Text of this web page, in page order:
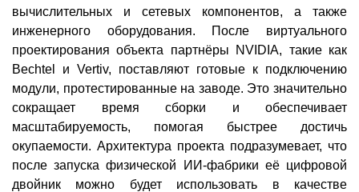
вычислительных и сетевых компонентов, а также
инженерного оборудования. После виртуального
проектирования объекта партнёры NVIDIA, такие как
Bechtel и Vertiv, поставляют готовые к подключению
модули, протестированные на заводе. Это значительно
сокращает время сборки и обеспечивает
масштабируемость, помогая быстрее достичь
окупаемости. Архитектура проекта подразумевает, что
после запуска физической ИИ-фабрики её цифровой
двойник можно будет использовать в качестве